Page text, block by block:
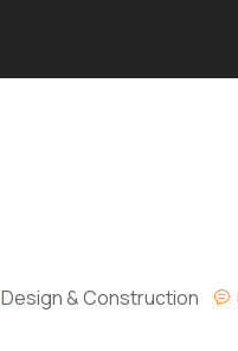
Design & Construction